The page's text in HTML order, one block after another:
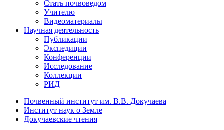
Стать почвоведом
Учителю
Видеоматериалы
Научная деятельность
Публикации
Экспедиции
Конференции
Исследование
Коллекции
РИД
Почвенный институт им. В.В. Докучаева
Институт наук о Земле
Докучаевские чтения